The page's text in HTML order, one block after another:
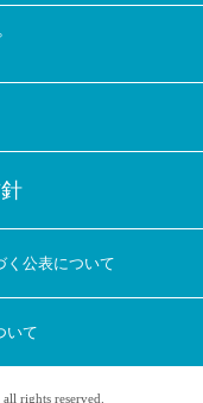
く公表について
いて
rights reserved.